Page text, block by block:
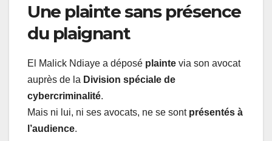
Une plainte sans présence
du plaignant
El Malick Ndiaye a déposé plainte via son avocat
auprès de la Division spéciale de
cybercriminalité.
Mais ni lui, ni ses avocats, ne se sont présentés à
l’audience.